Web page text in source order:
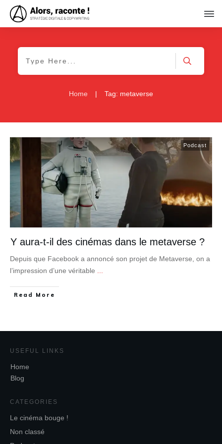
Home | Tag: metaverse
Podcast
Y aura-t-il des cinémas dans le metaverse ?
Depuis que Facebook a annoncé son projet de Metaverse, on a
l’impression d’une véritable ...
Read More
USEFUL LINKS
Home
Blog
CATEGORIES
Le cinéma bouge !
Non classé